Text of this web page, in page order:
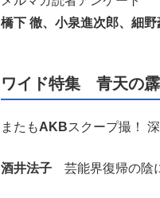
橋下 徹、小泉進次郎、細
ワイド特集 青天の
またもAKBスクープ撮！
酒井法子 芸能界復帰の陰